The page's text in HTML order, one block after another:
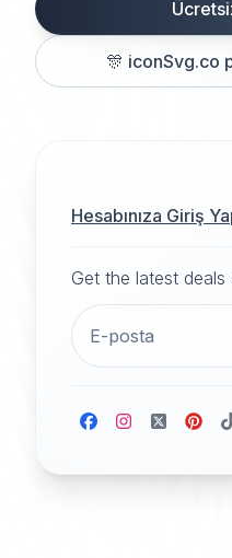
🎊 iconSvg.co
Hesabınıza Giriş
Get the latest deals